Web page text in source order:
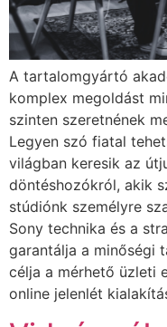
A tartalomgyártó
komplex megoldást
szinten szeretnének
Legyen szó fiatal
világban keresik az
döntéshozókról, akik
stúdiónk személyre
Sony technika és a
garantálja a minőségi
célja a mérhető üzleti
online jelenlét